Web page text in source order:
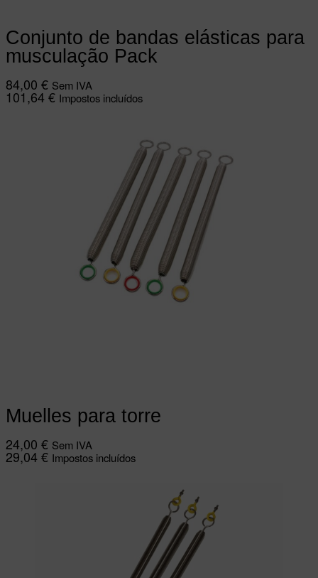
Conjunto de bandas elásticas para
musculação Pack
84,00 € Sem IVA
101,64€ Impostos incluídos
Muelles para torre
24,00 € Sem IVA
29,04€ Impostos incluídos